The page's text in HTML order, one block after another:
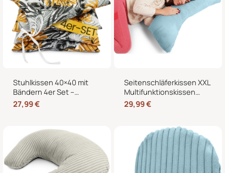
Stuhlkissen 40×40 mit
Bändern 4er Set –
Sitzkissen für Indoor &
Outdoor
27,99€
Seitenschläferkissen XXL
Multifunktionskissen
Stillkissen – Lesekissen
für Bett und Sofa, weich
29,99€